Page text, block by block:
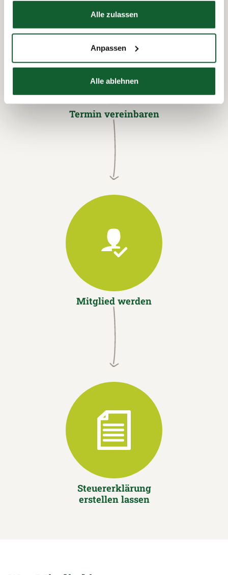
Alle zulassen
Anpassen
Alle ablehnen
Termin vereinbaren
Mitglied werden
Steuererklärung
erstellen lassen